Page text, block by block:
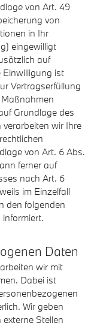
von Art. 49
von
in Ihr
eingewilligt
auf
Einwilligung ist
Vertragserfüllung
Grundlage des
verarbeiten wir Ihre
von Art. 6 Abs.
ferner auf
nach Art. 6
im Einzelfall
den folgenden
Daten
wir mit
Dabei ist
Wir geben
Stellen